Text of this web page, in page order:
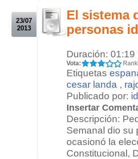
23/07
2013
El sistema
personas
Duración: 01:19
Vota:
Etiquetas
cesar landa ,
Publicado por:
Insertar
Descripción:
Semanal dio su
ocasionó la
Constitucional,